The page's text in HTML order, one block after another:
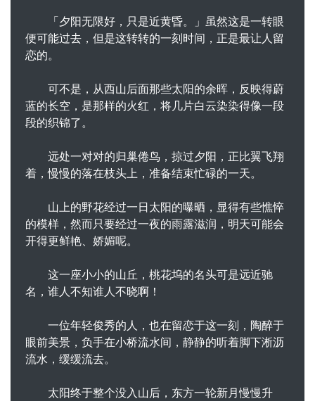
「夕阳无限好，只是近黄昏。」虽然这是一转眼
便可能过去，但是这转转的一刻时间，正是最让人留
恋的。
可不是，从西山后面那些太阳的余晖，反映得蔚
蓝的长空，是那样的火红，将几片白云染染得像一段
段的织锦了。
远处一对对的归巢倦鸟，掠过夕阳，正比翼飞翔
着，慢慢的落在枝头上，准备结束忙碌的一天。
山上的野花经过一日太阳的曝晒，显得有些憔悴
的模样，然而只要经过一夜的雨露滋润，明天可能会
开得更鲜艳、娇媚呢。
这一座小小的山丘，桃花坞的名头可是远近驰
名，谁人不知谁人不晓啊！
一位年轻俊秀的人，也在留恋于这一刻，陶醉于
眼前美景，负手在小桥流水间，静静的听着脚下淅沥
流水，缓缓流去。
太阳终于整个没入山后，东方一轮新月慢慢升